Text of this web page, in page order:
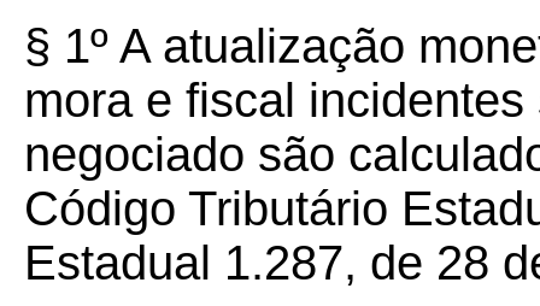
§ 1º A atualização
mora e fiscal
negociado são
Código Tributário
Estadual 1.287, de 28